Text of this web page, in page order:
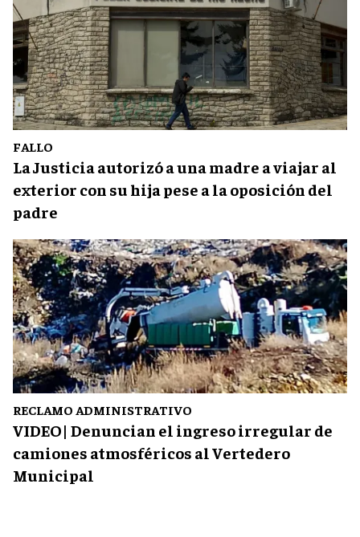
FALLO
La Justicia autorizó a una madre a viajar al
exterior con su hija pese a la oposición del
padre
RECLAMO ADMINISTRATIVO
VIDEO| Denuncian el ingreso irregular de
camiones atmosféricos al Vertedero
Municipal